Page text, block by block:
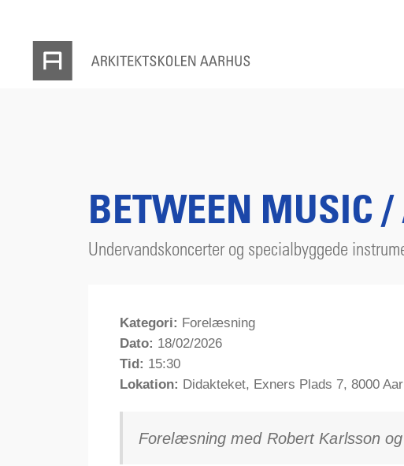
BETWEEN MUSIC
Undervandskoncerter og specialbyggede
Kategori: Forelæsning
Dato: 18/02/2026
Tid: 15:30
Lokation: Didakteket, Exners Plads 7, 8000
Forelæsning med Robert Karlsson